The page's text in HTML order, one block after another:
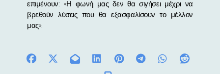
επιμένουν: «Η φωνή μας δεν θα σιγήσει μέχρι να
βρεθούν λύσεις που θα εξασφαλίσουν το μέλλον
μας».